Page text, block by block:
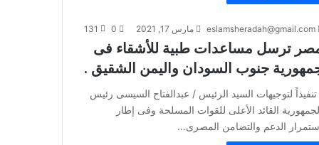
eslamsheradah@gmail.com مارس 17, 2021 0
131
ترسل مساعدات طبية للأشقاء فى
جنوب السودان واليمن الشقيق .
تنفيذاً لتوجيهات السيد الرئيس / عبدالفتاح السيسى رئيس
القائد الأعلى للقوات المسلحة وفى إطار
الدعم والتضامن المصرى…